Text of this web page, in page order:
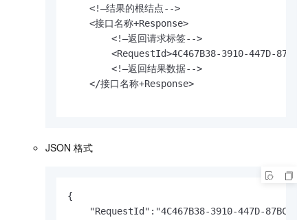
    <!—结果的根结点-->
    <接口名称+Response>
        <!—返回请求标签-->
<RequestId>4C467B38-3910-447D-
        <!—返回结果数据-->
    </接口名称+Response>
JSON 格式
{
"RequestId":"4C467B38-3910-447D-87BC-